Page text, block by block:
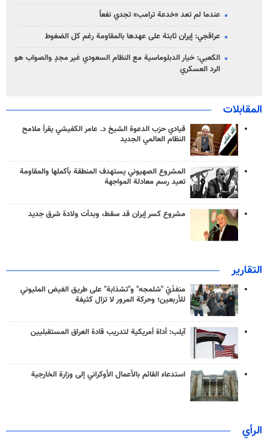
عندما لم تعد «خدعة ترامب» تجدي نفعاً
عراقجي: إيران ثابتة على عهدها بالمقاومة رغم كل الضغوط
الكعبي: خيار الدبلوماسية مع النظام السعودي غير مجدٍ والصواب هو
الرد العسكري
المقابلات
قيادي حزب الدعوة الشيخ د. عامر الكفيشي يقرأ ملامح
النظام العالمي الجديد
المشروع الصهيوني يستهدف المنطقة بأكملها والمقاومة
تعيد رسم معادلة المواجهة
مشروع كسر إيران قد سقط، وبدأت ولادة شرق جديد
التقارير
منفذَيّ "شلمجه" و"تشذابة" على طريق الفيض المليوني
للأربعين؛ وحركة المرور لا تزال كثيفة
آيلب: أداة أمريكية لتدريب قادة العراق المستقبليين
استدعاء القائم بالأعمال الأوكراني إلى وزارة الخارجية
الرأي